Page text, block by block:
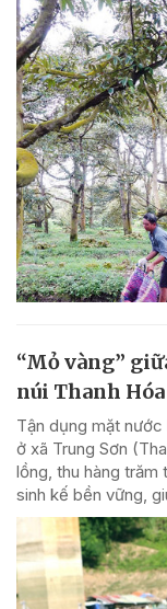
“Mỏ vàng”
núi Thanh
Tận dụng mặt nước
ở xã Trung Sơn
lồng, thu hàng trăm
sinh kế bền vững,